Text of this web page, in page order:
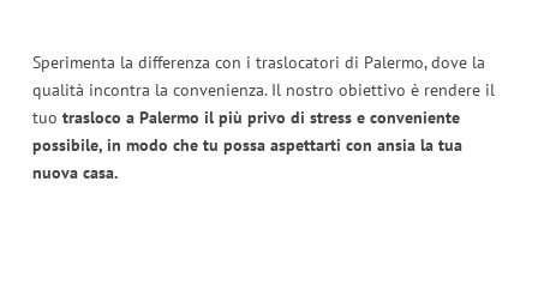
Sperimenta la differenza con i traslocatori di Palermo, dove la
qualità incontra la convenienza. Il nostro obiettivo è rendere il
tuo trasloco a Palermo il più privo di stress e conveniente
possibile, in modo che tu possa aspettarti con ansia la tua
nuova casa.